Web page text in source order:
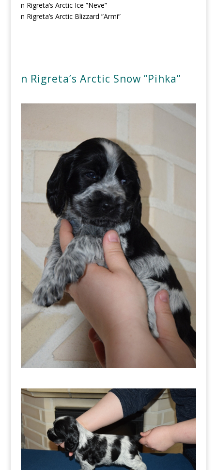
n Rigreta’s Arctic Ice ”Neve”
n Rigreta’s Arctic Blizzard ”Armi”
n Rigreta’s Arctic Snow ”Pihka”